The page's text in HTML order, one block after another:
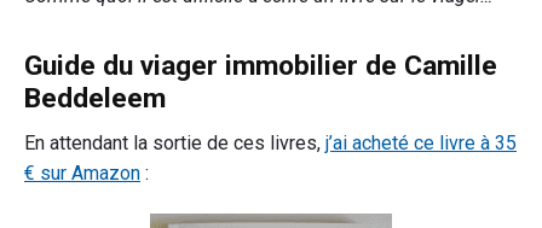
Guide du viager immobilier de Camille
Beddeleem
En attendant la sortie de ces livres, j’ai acheté ce livre à 35
€ sur Amazon :